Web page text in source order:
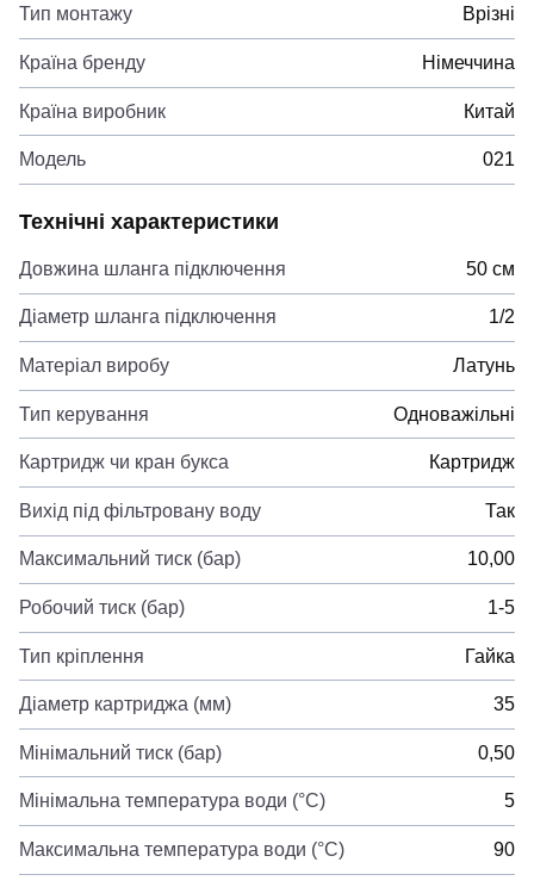
Тип монтажу Врізні
Країна бренду Німеччина
Країна виробник Китай
Модель 021
Технічні характеристики
Довжина шланга підключення 50 см
Діаметр шланга підключення 1/2
Матеріал виробу Латунь
Тип керування Одноважільні
Картридж чи кран букса Картридж
Вихід під фільтровану воду Так
Максимальний тиск (бар) 10,00
Робочий тиск (бар) 1-5
Тип кріплення Гайка
Діаметр картриджа (мм) 35
Мінімальний тиск (бар) 0,50
Мінімальна температура води (°C) 5
Максимальна температура води (°C) 90